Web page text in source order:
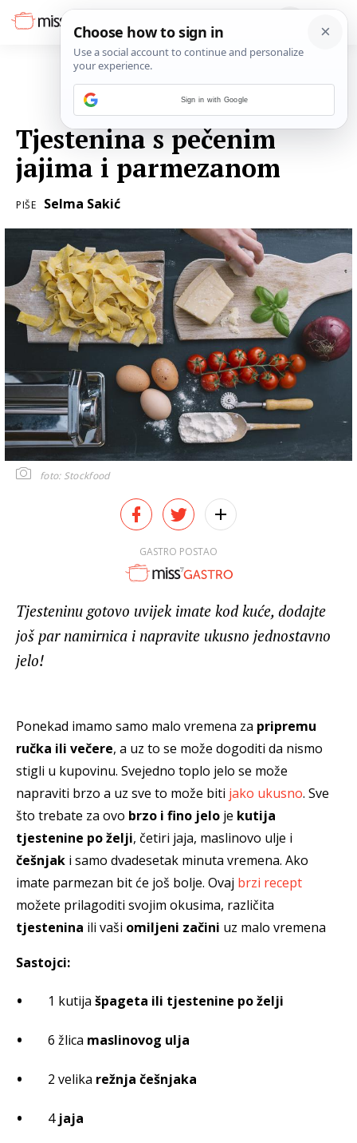
Tjestenina s pečenim
jajima i parmezanom
PIŠE Selma Sakić
foto: Stockfood
GASTRO POSTAO
Tjesteninu gotovo uvijek imate kod kuće, dodajte
još par namirnica i napravite ukusno jednostavno
jelo!
Ponekad imamo samo malo vremena za pripremu
ručka ili večere, a uz to se može dogoditi da nismo
stigli u kupovinu. Svejedno toplo jelo se može
napraviti brzo a uz sve to može biti jako ukusno. Sve
što trebate za ovo brzo i fino jelo je kutija
tjestenine po želji, četiri jaja, maslinovo ulje i
češnjak i samo dvadesetak minuta vremena. Ako
imate parmezan bit će još bolje. Ovaj brzi recept
možete prilagoditi svojim okusima, različita
tjestenina ili vaši omiljeni začini uz malo vremena
Sastojci:
1 kutija špageta ili tjestenine po želji
6 žlica maslinovog ulja
2 velika režnja češnjaka
4 jaja
Sign in with Google